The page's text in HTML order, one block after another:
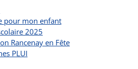
pour mon enfant
2025
Rancenay en Fête
PLUI